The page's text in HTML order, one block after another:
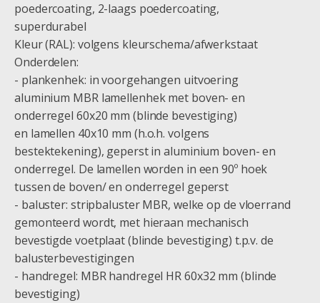
poedercoating, 2-laags poedercoating,
superdurabel
Kleur (RAL): volgens kleurschema/afwerkstaat
Onderdelen:
- plankenhek: in voorgehangen uitvoering
aluminium MBR lamellenhek met boven- en
onderregel 60x20 mm (blinde bevestiging)
en lamellen 40x10 mm (h.o.h. volgens
bestektekening), geperst in aluminium boven- en
onderregel. De lamellen worden in een 90º hoek
tussen de boven/ en onderregel geperst
- baluster: stripbaluster MBR, welke op de vloerrand
gemonteerd wordt, met hieraan mechanisch
bevestigde voetplaat (blinde bevestiging) t.p.v. de
balusterbevestigingen
- handregel: MBR handregel HR 60x32 mm (blinde
bevestiging)